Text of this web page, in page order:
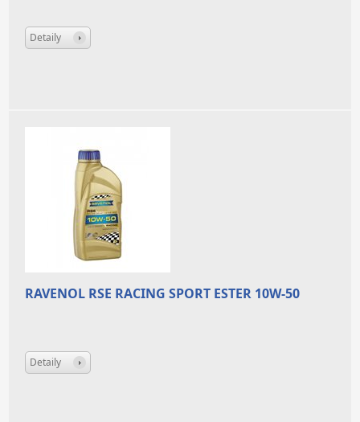
Detaily
RAVENOL RSE RACING SPORT ESTER 10W-50
Detaily